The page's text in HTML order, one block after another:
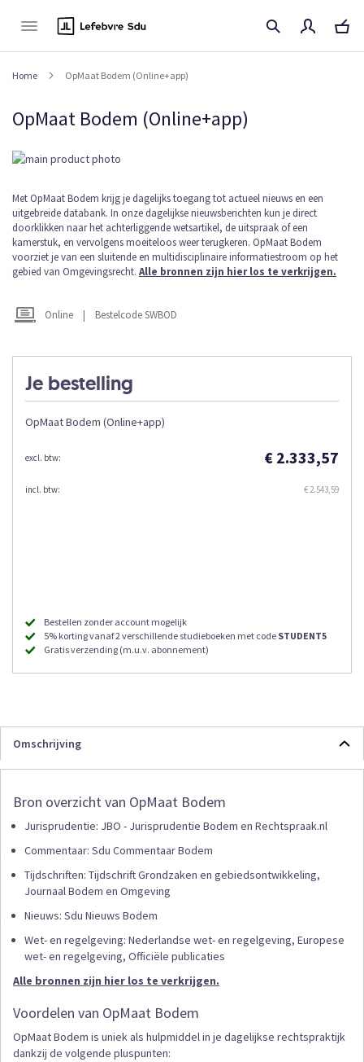
Home OpMaat Bodem (Online+app)
OpMaat Bodem (Online+app)
Je bestelling
OpMaat Bodem (Online+app)
€ 2.333,57
€ 2.543,59
Bestellen zonder account mogelijk
5% korting vanaf 2 verschillende studieboeken met code STUDENT5
Gratis verzending (m.u.v. abonnement)
Ga
het
einde
van
de
afbeeldingen-
gallerij
Online | Bestelcode SWBOD
Ga
naar
het
begin
van
de
gallerij
Met OpMaat Bodem krijg je dagelijks toegang tot actueel nieuws en een
uitgebreide databank. In onze dagelijkse nieuwsberichten kun je direct
doorklikken naar het achterliggende wetsartikel, de uitspraak of een
kamerstuk, en vervolgens moeiteloos weer terugkeren. OpMaat Bodem
voorziet je van een sluitende en multidisciplinaire informatiestroom op het
gebied van Omgevingsrecht. Alle bronnen zijn hier los te verkrijgen.
Omschrijving
Bron overzicht van OpMaat Bodem
Jurisprudentie: JBO - Jurisprudentie Bodem en Rechtspraak.nl
Commentaar: Sdu Commentaar Bodem
Tijdschriften: Tijdschrift Grondzaken en gebiedsontwikkeling,
Journaal Bodem en Omgeving
Nieuws: Sdu Nieuws Bodem
Wet- en regelgeving: Nederlandse wet- en regelgeving, Europese
wet- en regelgeving, Officiële publicaties
Alle bronnen zijn hier los te verkrijgen.
Voordelen van OpMaat Bodem
OpMaat Bodem is uniek als hulpmiddel in je dagelijkse rechtspraktijk
dankzij de volgende pluspunten: